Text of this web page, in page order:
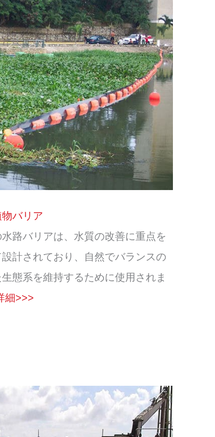
バリア
水路バリアは、水質の改善に重点を
計されており、自然でバランスの
態系を維持するために使用されま
細>>>